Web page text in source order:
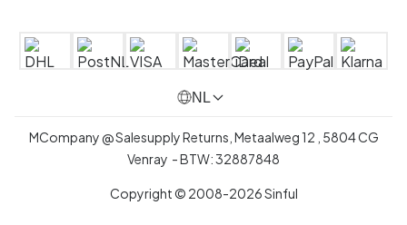
NL
MCompany @ Salesupply Returns, Metaalweg 12 5804 CG
Venray - BTW:32887848
Copyright © 2008-2026 Sinful